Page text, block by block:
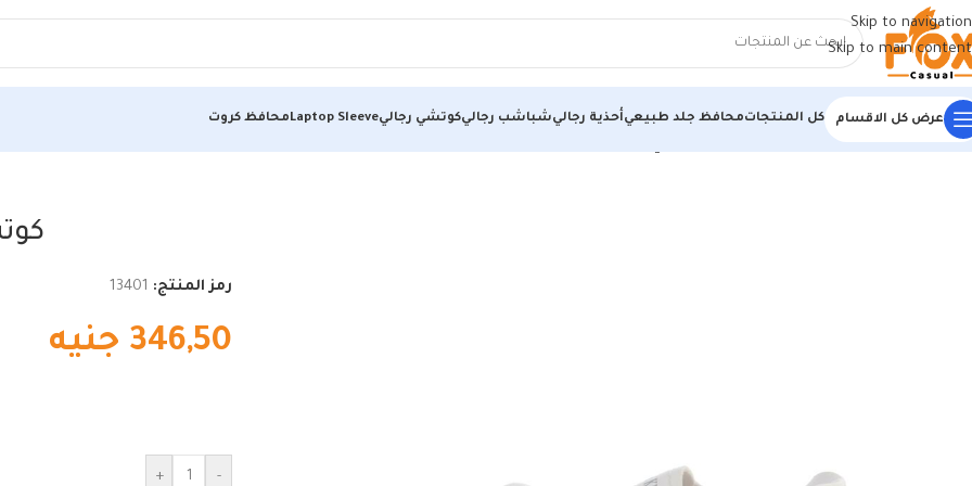
Skip to navigation
Skip to main content
عرض كل الاقسام كل المنتجاتمحافظ جلد طبيعيأحذية رجاليشباشب رجاليكوتشي رجاليLaptop Sleeveمحافظ كروت
الرئيسية/أحذية رجالي
رمز المنتج: 13401
346,50 جنيه
-
+